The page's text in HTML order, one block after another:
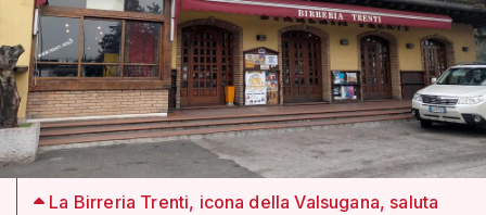
La Birreria Trenti, icona della Valsugana, saluta